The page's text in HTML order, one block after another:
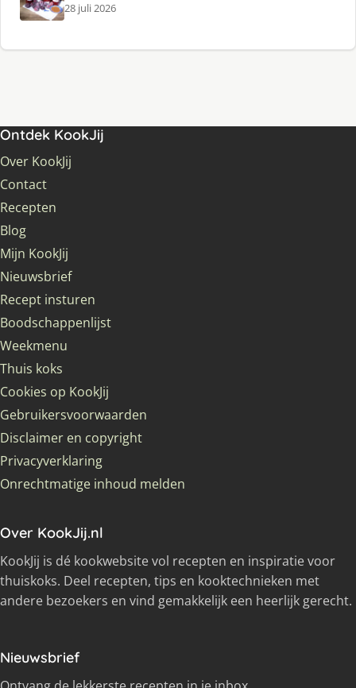
28 juli 2026
Ontdek KookJij
Over KookJij
Contact
Recepten
Blog
Mijn KookJij
Nieuwsbrief
Recept insturen
Boodschappenlijst
Weekmenu
Thuis koks
Cookies op KookJij
Gebruikersvoorwaarden
Disclaimer en copyright
Privacyverklaring
Onrechtmatige inhoud melden
Over KookJij.nl
KookJij is dé kookwebsite vol recepten en inspiratie voor
thuiskoks. Deel recepten, tips en kooktechnieken met
andere bezoekers en vind gemakkelijk een heerlijk gerecht.
Nieuwsbrief